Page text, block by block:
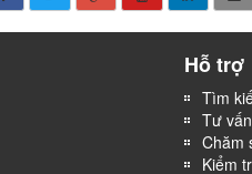
Hỗ trợ
Tìm
Tư
Chăm
Kiểm